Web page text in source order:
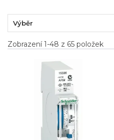
Výběr
Zobrazení 1-48 z 65 položek